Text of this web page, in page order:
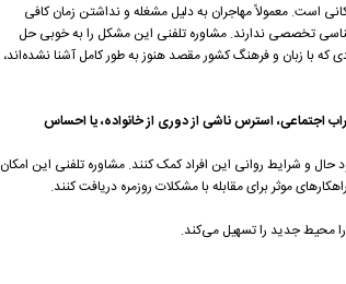
است. معمولاً مهاجران به دلیل مشغله و نداشتن زمان کافی
تخصصی ندارند. مشاوره تلفنی این مشکل را به خوبی حل
که با زبان و فرهنگ کشور مقصد هنوز به طور کامل آشنا نشده‌اند،
اجتماعی، استرس ناشی از دوری از خانواده، یا احساس
و شرایط روانی این افراد کمک کنند. مشاوره تلفنی این امکان
موثر برای مقابله با مشکلات روزمره دریافت کنند.
را محیط جدید را تسهیل می‌کند.